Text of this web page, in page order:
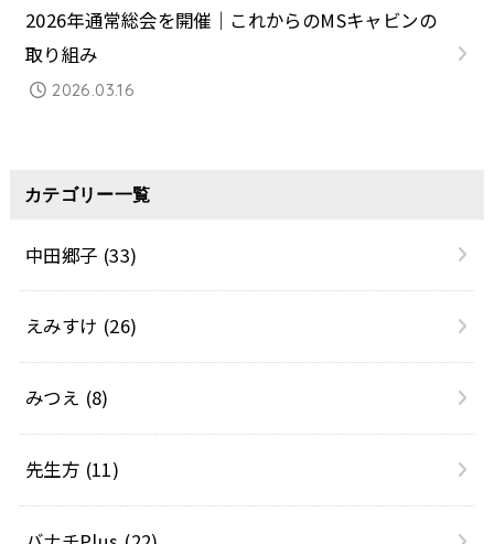
2026年通常総会を開催｜これからのMSキャビンの
取り組み
2026.03.16
カテゴリー一覧
中田郷子 (33)
えみすけ (26)
みつえ (8)
先生方 (11)